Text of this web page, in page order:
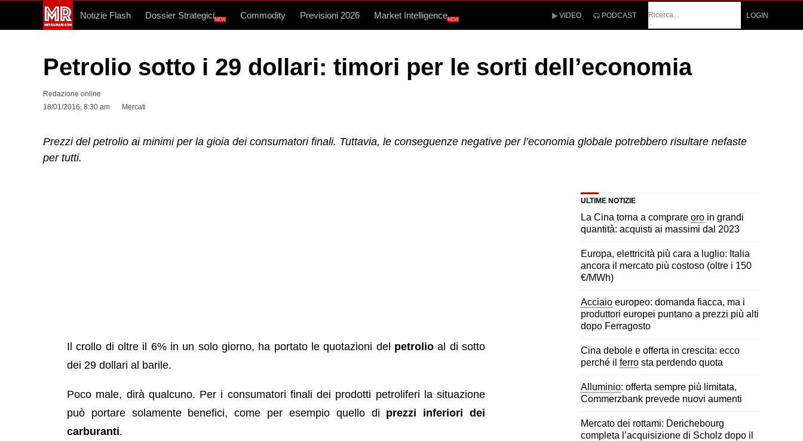
Notizie Flash Dossier StrategiciNEW Commodity Previsioni 2026 Market IntelligenceNEW VIDEO PODCAST
LOGIN
Petrolio sotto i 29 dollari: timori per le sorti dell’economia
Redazione online
18/01/2016, 8:30 am
Mercati
Prezzi del petrolio ai minimi per la gioia dei consumatori finali. Tuttavia, le conseguenze negative per l’economia globale potrebbero risultare nefaste
per tutti.
Il crollo di oltre il 6% in un solo giorno, ha portato le quotazioni del petrolio al di sotto
dei 29 dollari al barile.
Poco male, dirà qualcuno. Per i consumatori finali dei prodotti petroliferi la situazione
può portare solamente benefici, come per esempio quello di prezzi inferiori dei
carburanti.
ULTIME NOTIZIE
La Cina torna a comprare oro in grandi
quantità: acquisti ai massimi dal 2023
Europa, elettricità più cara a luglio: Italia
ancora il mercato più costoso (oltre i 150
€/MWh)
Acciaio europeo: domanda fiacca, ma i
produttori europei puntano a prezzi più alti
dopo Ferragosto
Cina debole e offerta in crescita: ecco
perché il ferro sta perdendo quota
Alluminio: offerta sempre più limitata,
Commerzbank prevede nuovi aumenti
Mercato dei rottami: Derichebourg
completa l’acquisizione di Scholz dopo il